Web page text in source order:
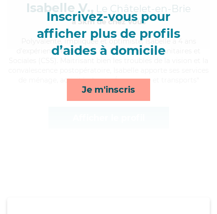
Inscrivez-vous pour
afficher plus de profils
d’aides à domicile
Je m'inscris
Isabelle V., Le Châtelet-en-Brie
à 5km de chez Vous
, impliquée et optimiste, Isabelle a 4 ans
d'expérience et possède un BEP Carrières Sanitaires et
de ménage, activités, lessive/repassage et transports*